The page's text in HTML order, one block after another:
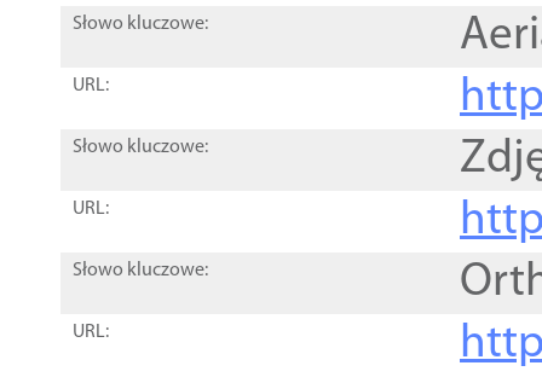
Słowo kluczowe:
URL:
Słowo kluczowe:
URL:
Słowo kluczowe:
URL: